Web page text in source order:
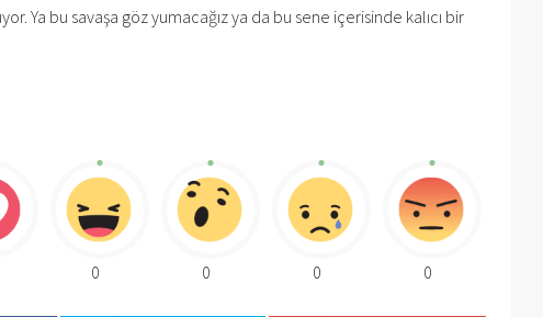
Ya bu savaşa göz yumacağız ya da bu sene içerisinde kalıcı bir
0 0 0 0